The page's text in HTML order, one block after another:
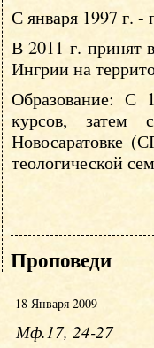
С января 1997 г.
В 2011 г. принят
Ингрии на
Образование: С
курсов, затем
Новосаратовке
теологической
Проповеди
18 Января 2009
Мф.17, 24-27